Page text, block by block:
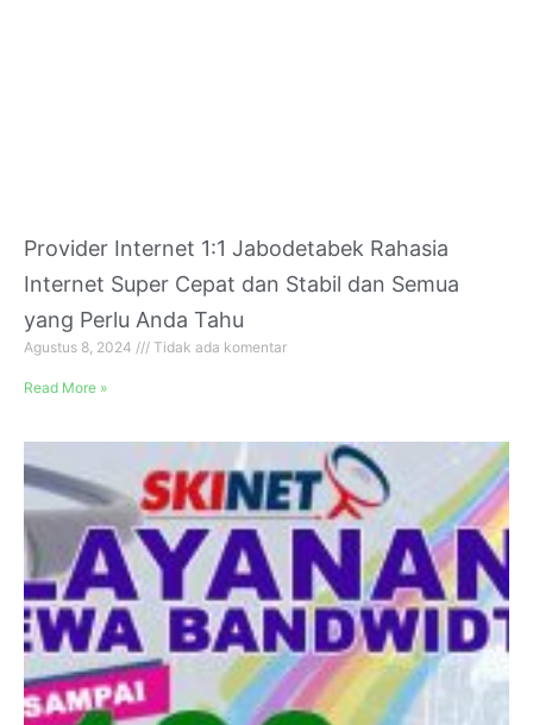
Provider Internet 1:1 Jabodetabek Rahasia
Internet Super Cepat dan Stabil dan Semua
yang Perlu Anda Tahu
Agustus 8, 2024 Tidak ada komentar
Read More »